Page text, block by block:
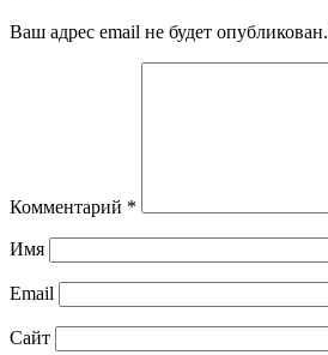
Ваш адрес email не будет опубликован.
Комментарий *
Имя
Email
Сайт